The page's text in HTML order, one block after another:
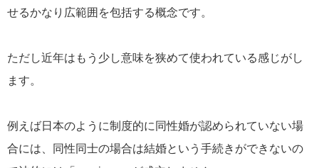
せるかなり広範囲を包括する概念です。
ただし近年はもう少し意味を狭めて使われている感じがし
ます。
例えば日本のように制度的に同性婚が認められていない場
合には、同性同士の場合は結婚という手続きができないの